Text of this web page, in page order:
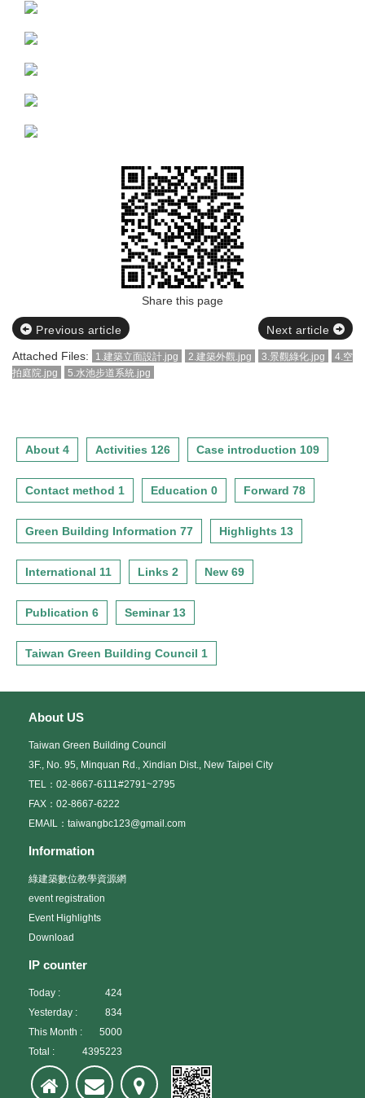
Share this page
Previous article
Next article
Attached Files:
1.建築立面設計.jpg 2.建築外觀.jpg 3.景觀綠化.jpg
4.空
拍庭院.jpg
5.水池步道系統.jpg
About 4 Activities 126 Case introduction 109
Contact method 1 Education 0 Forward 78
Green Building Information 77 Highlights 13
International 11 Links 2 New 69
Publication 6 Seminar 13
Taiwan Green Building Council 1
About US
Taiwan Green Building Council
3F., No. 95, Minquan Rd., Xindian Dist., New Taipei City
TEL：02-8667-6111#2791~2795
FAX：02-8667-6222
EMAIL：taiwangbc123@gmail.com
Information
綠建築數位教學資源網
event registration
Event Highlights
Download
IP counter
Today :
424
Yesterday :
834
This Month :
5000
Total :
4395223